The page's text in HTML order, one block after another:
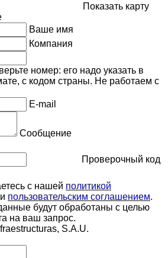
Показать карту
Ваше имя
Компания
номер: его надо указать в
с кодом страны. Не работаем с
E-mail
Сообщение
Проверочный код
с нашей политикой
и пользовательским соглашением.
будут обработаны с целью
на ваш запрос.
S.A.U.